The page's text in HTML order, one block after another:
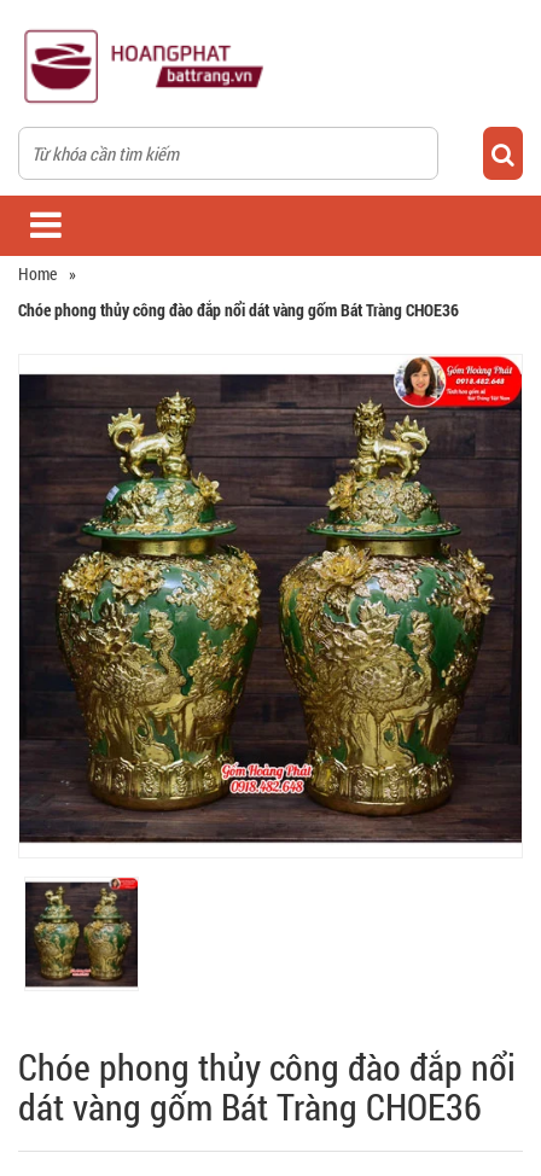
Home »
Chóe phong thủy công đào đắp nổi dát vàng gốm Bát Tràng CHOE36
Chóe phong thủy công đào đắp nổi
dát vàng gốm Bát Tràng CHOE36